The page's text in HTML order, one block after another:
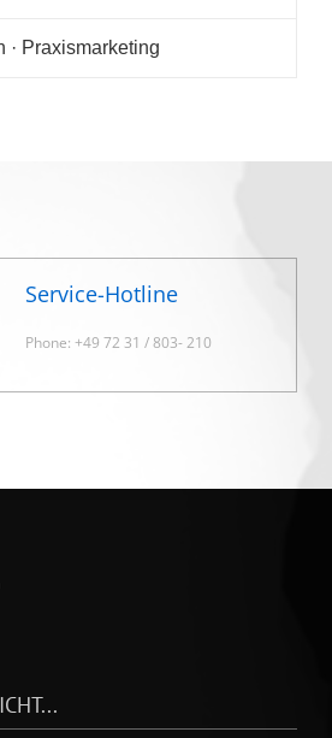
· Praxismarketing
Service-Hotline
Phone: +49 72 31 / 803- 210